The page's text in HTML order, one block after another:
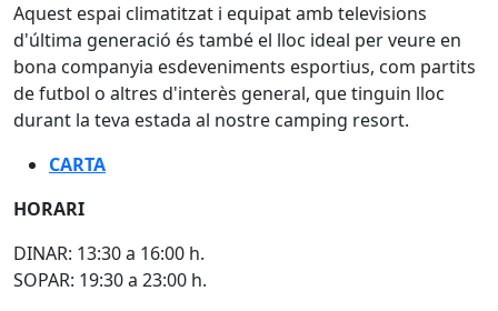
Aquest espai climatitzat i equipat amb televisions
d'última generació és també el lloc ideal per veure en
bona companyia esdeveniments esportius, com partits
de futbol o altres d'interès general, que tinguin lloc
durant la teva estada al nostre camping resort.
CARTA
HORARI
DINAR: 13:30 a 16:00 h.
SOPAR: 19:30 a 23:00 h.